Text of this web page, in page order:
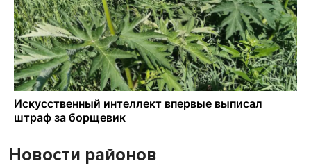
Новости районов